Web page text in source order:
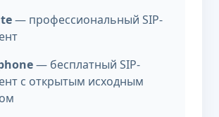
— профессиональный SIP-
— бесплатный SIP-
с открытым исходным